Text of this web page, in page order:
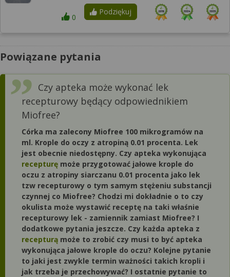
Podziękuj
0
Powiązane pytania
Czy apteka może wykonać lek
recepturowy będący odpowiednikiem
Miofree?
Córka ma zalecony Miofree 100 mikrogramów na
ml. Krople do oczy z atropiną 0.01 procenta. Lek
jest obecnie niedostępny. Czy apteka wykonująca
recepturę może przygotować jałowe krople do
oczu z atropiny siarczanu 0.01 procenta jako lek
tzw recepturowy o tym samym stężeniu substancji
czynnej co Miofree? Chodzi mi dokładnie o to czy
okulista może wystawić receptę na taki właśnie
recepturowy lek - zamiennik zamiast Miofree? I
dodatkowe pytania jeszcze. Czy każda apteka z
recepturą może to zrobić czy musi to być apteka
wykonująca jałowe krople do oczu? Kolejne pytanie
to jaki jest zwykle termin ważności takich kropli i
jak trzeba je przechowywać? I ostatnie pytanie to